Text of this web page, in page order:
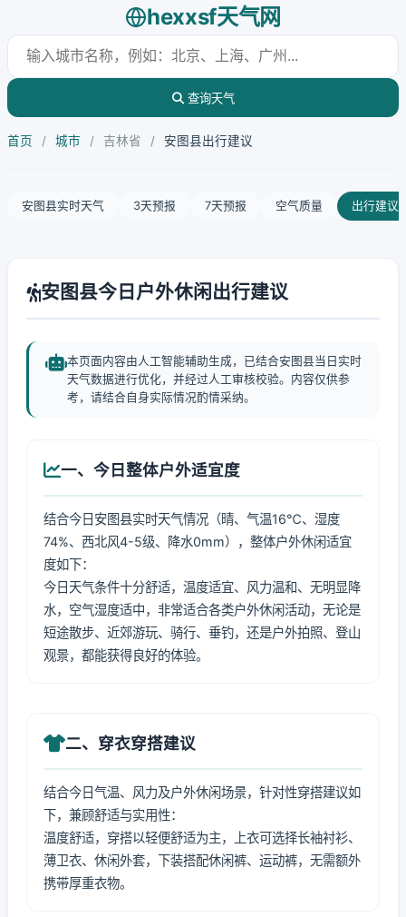
hexxsf天气网
查询天气
首页 / 城市 / 吉林省 / 安图县出行建议
安图县实时天气 3天预报 7天预报 空气质量 出行建议
安图县今日户外休闲出行建议
本页面内容由人工智能辅助生成，已结合安图县当日实时
天气数据进行优化，并经过人工审核校验。内容仅供参
考，请结合自身实际情况酌情采纳。
一、今日整体户外适宜度
结合今日安图县实时天气情况（晴、气温16℃、湿度
74%、西北风4-5级、降水0mm），整体户外休闲适宜
度如下：
今日天气条件十分舒适，温度适宜、风力温和、无明显降
水，空气湿度适中，非常适合各类户外休闲活动，无论是
短途散步、近郊游玩、骑行、垂钓，还是户外拍照、登山
观景，都能获得良好的体验。
二、穿衣穿搭建议
结合今日气温、风力及户外休闲场景，针对性穿搭建议如
下，兼顾舒适与实用性：
温度舒适，穿搭以轻便舒适为主，上衣可选择长袖衬衫、
薄卫衣、休闲外套，下装搭配休闲裤、运动裤，无需额外
携带厚重衣物。